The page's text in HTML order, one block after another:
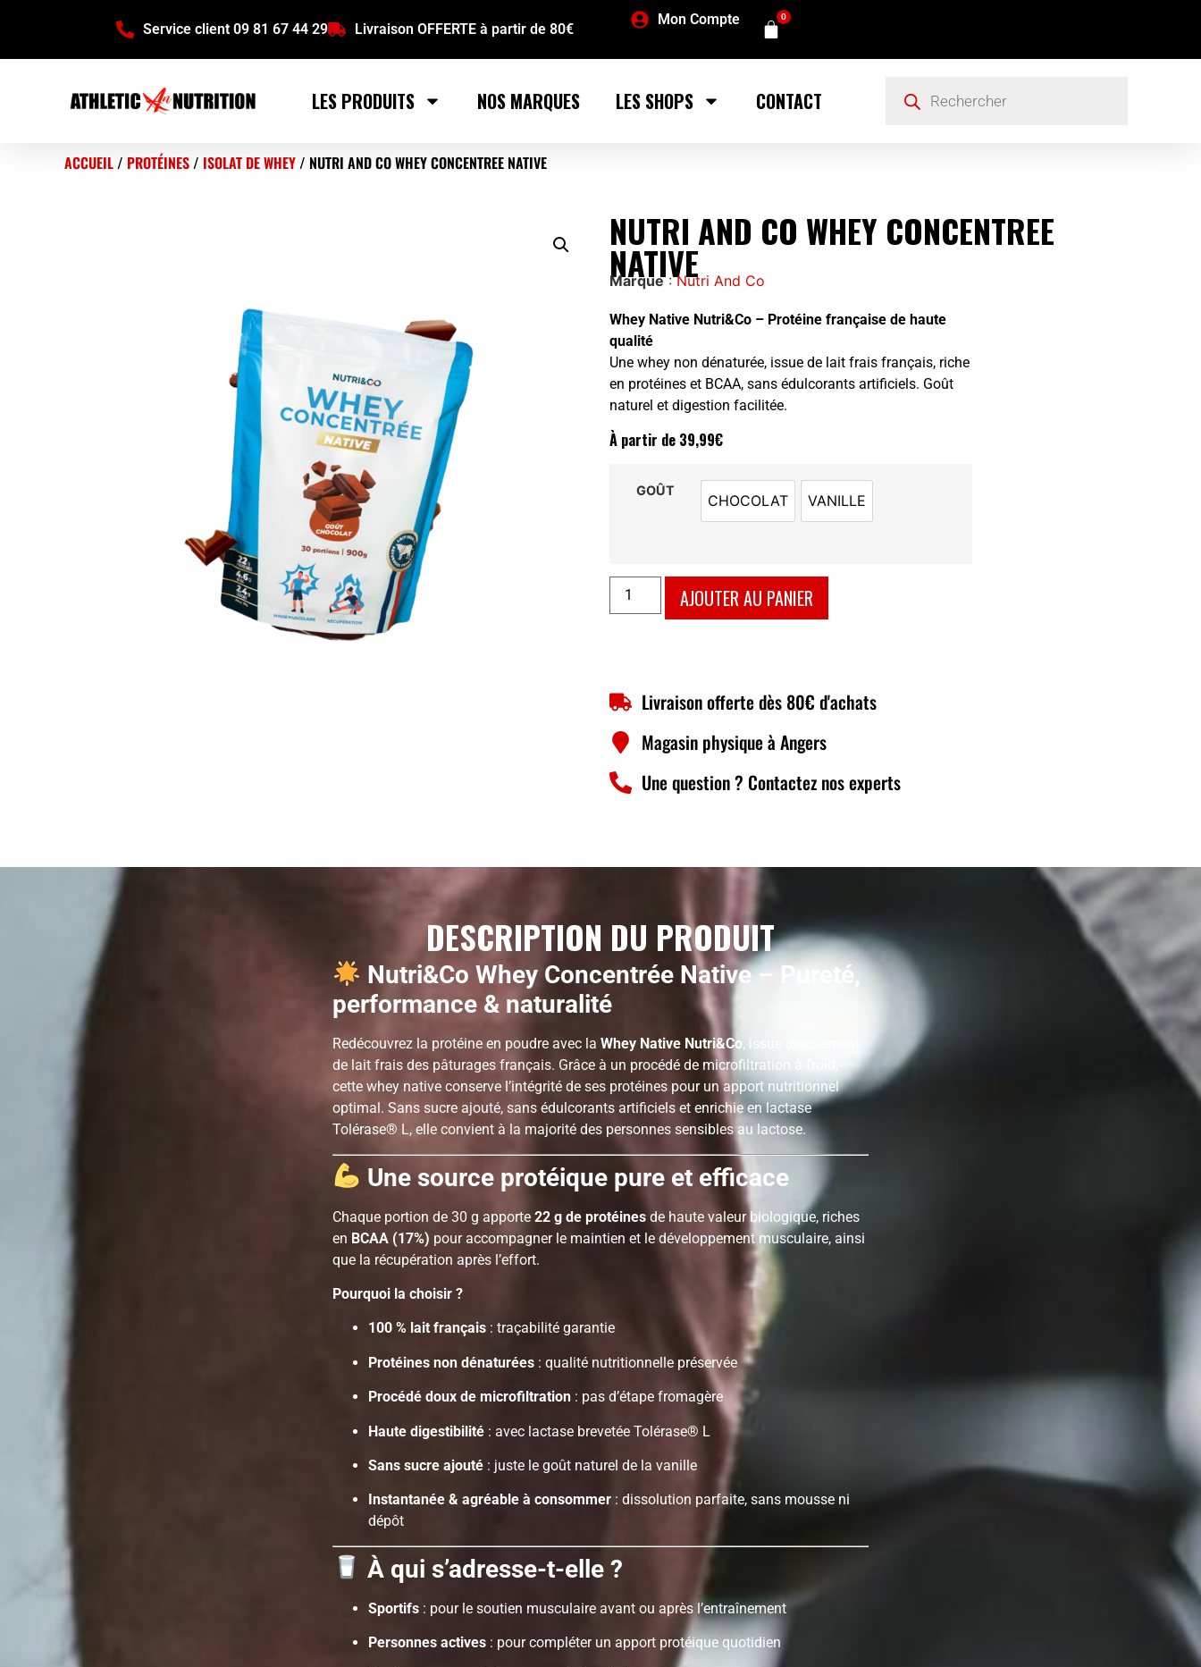
Service client 09 81 67 44 29 Livraison OFFERTE à partir de 80€
Mon Compte 0
LES PRODUITS NOS MARQUES LES SHOPS CONTACT
ACCUEIL/ PROTÉINES/ ISOLAT DE WHEY/ NUTRI AND CO WHEY CONCENTREE NATIVE
NUTRI AND CO WHEY CONCENTREE
NATIVE
Marque:Nutri And Co
Whey Native Nutri&Co – Protéine française de haute
qualité
Une whey non dénaturée, issue de lait frais français, riche
en protéines et BCAA, sans édulcorants artificiels. Goût
naturel et digestion facilitée.
À partir de 39,99€
GOÛT
CHOCOLAT VANILLE
AJOUTER AU PANIER
Livraison offerte dès 80€ d'achats
Magasin physique à Angers
Une question ? Contactez nos experts
DESCRIPTION DU PRODUIT
Nutri&Co Whey Concentrée Native – Pureté,
performance & naturalité
Redécouvrez la protéine en poudre avec la Whey Native Nutri&Co, issue directement
de lait frais des pâturages français. Grâce à un procédé de microfiltration à froid,
cette whey native conserve l’intégrité de ses protéines pour un apport nutritionnel
optimal. Sans sucre ajouté, sans édulcorants artificiels et enrichie en lactase
Tolérase® L, elle convient à la majorité des personnes sensibles au lactose.
Une source protéique pure et efficace
Chaque portion de 30 g apporte 22 g de protéines de haute valeur biologique, riches
en BCAA (17%) pour accompagner le maintien et le développement musculaire, ainsi
que la récupération après l’effort.
Pourquoi la choisir ?
100 % lait français : traçabilité garantie
Protéines non dénaturées : qualité nutritionnelle préservée
Procédé doux de microfiltration : pas d’étape fromagère
Haute digestibilité : avec lactase brevetée Tolérase® L
Sans sucre ajouté : juste le goût naturel de la vanille
Instantanée & agréable à consommer : dissolution parfaite, sans mousse ni
dépôt
À qui s’adresse-t-elle ?
Sportifs : pour le soutien musculaire avant ou après l’entraînement
Personnes actives : pour compléter un apport protéique quotidien